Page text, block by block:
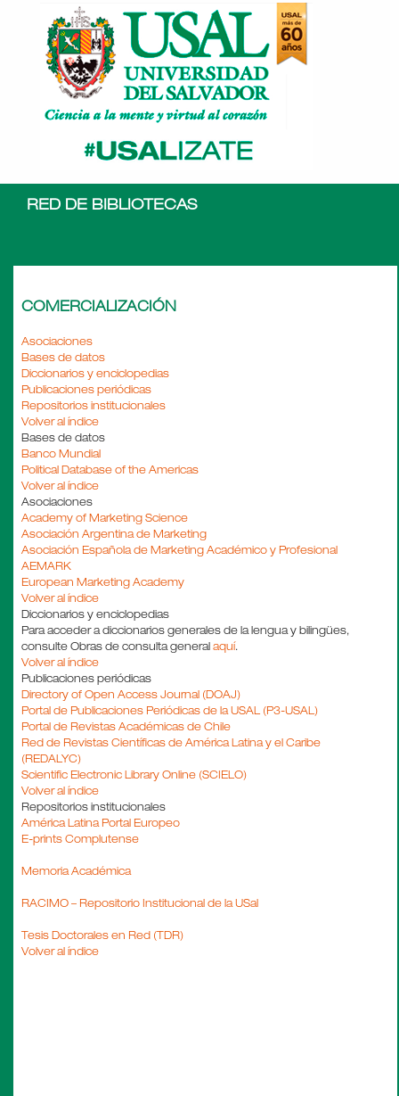
RED DE BIBLIOTECAS
COMERCIALIZACIÓN
Asociaciones
Bases de datos
Diccionarios y enciclopedias
Publicaciones periódicas
Repositorios institucionales
Volver al índice
Bases de datos
Banco Mundial
Political Database of the Americas
Volver al índice
Asociaciones
Academy of Marketing Science
Asociación Argentina de Marketing
Asociación Española de Marketing Académico y Profesional
AEMARK
European Marketing Academy
Volver al índice
Diccionarios y enciclopedias
Para acceder a diccionarios generales de la lengua y bilingües,
consulte Obras de consulta general aquí.
Volver al índice
Publicaciones periódicas
Directory of Open Access Journal (DOAJ)
Portal de Publicaciones Periódicas de la USAL (P3-USAL)
Portal de Revistas Académicas de Chile
Red de Revistas Científicas de América Latina y el Caribe
(REDALYC)
Scientific Electronic Library Online (SCIELO)
Volver al índice
Repositorios institucionales
América Latina Portal Europeo
E-prints Complutense
Memoria Académica
RACIMO – Repositorio Institucional de la USal
Tesis Doctorales en Red (TDR)
Volver al índice